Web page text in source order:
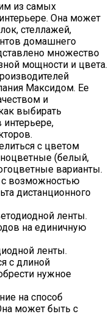
из самых
Она может
стеллажей,
домашнего
множество
мощности и цвета.
Максидом. Ее
и
выбирать
с цветом
(белый,
варианты.
с возможностью
дистанционного
ленты.
на единичную
ленты.
с длиной
нужное
на способ
может быть с